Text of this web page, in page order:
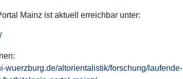
Mainz ist aktuell erreichbar unter:
wuerzburg.de/altorientalistik/forschung/laufende-